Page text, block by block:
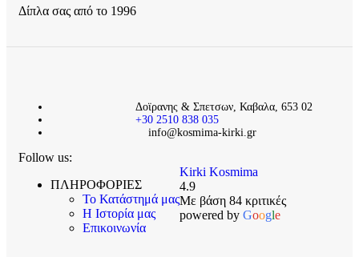
Δίπλα σας από το 1996
Δοϊρανης & Σπετσων, Καβαλα, 653 02
+30 2510 838 035
info@kosmima-kirki.gr
Follow us:
ΠΛΗΡΟΦΟΡΙΕΣ
Το Κατάστημά μας
Η Ιστορία μας
Επικοινωνία
Kirki Kosmima
4.9
Με βάση 84 κριτικές
powered by Google